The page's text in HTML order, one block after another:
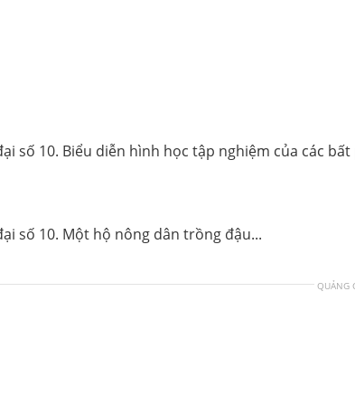
số 10. Biểu diễn hình học tập nghiệm của các
số 10. Một hộ nông dân trồng đậu...
QUẢNG